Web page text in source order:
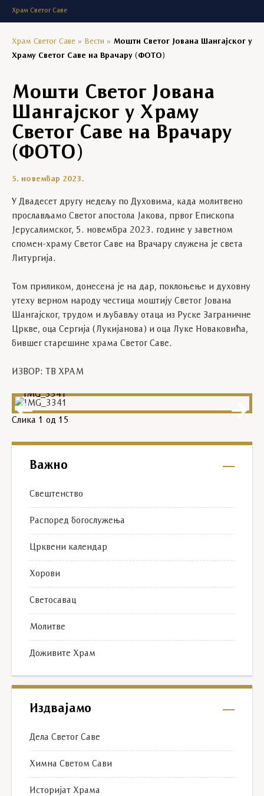
Храм Светог Саве
Храм Светог Саве » Вести » Мошти Светог Јована Шангајског у
Храму Светог Саве на Врачару (ФОТО)
Мошти Светог Јована
Шангајског у Храму
Светог Саве на Врачару
(ФОТО)
5. новембар 2023.
У Двадесет другу недељу по Духовима, када молитвено
прослављамо Светог апостола Јакова, првог Епископа
Јерусалимског, 5. новембра 2023. године у заветном
спомен-храму Светог Саве на Врачару служена је света
Литургија.
Том приликом, донесена је на дар, поклоњење и духовну
утеху верном народу честица моштију Светог Јована
Шангајског, трудом и љубављу отаца из Руске Заграничне
Цркве, оца Сергија (Лукијанова) и оца Луке Новаковића,
бившег старешине храма Светог Саве.
ИЗВОР: ТВ ХРАМ
IMG_3341
Слика 1 од 15
Важно
Свештенство
Распоред богослужења
Црквени календар
Хорови
Светосавац
Молитве
Доживите Храм
Издвајамо
Дела Светог Саве
Химна Светом Сави
Историјат Храма